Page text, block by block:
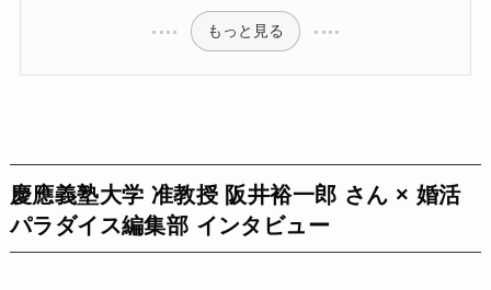
もっと見る
慶應義塾大学 准教授 阪井裕一郎 さん × 婚活
パラダイス編集部 インタビュー